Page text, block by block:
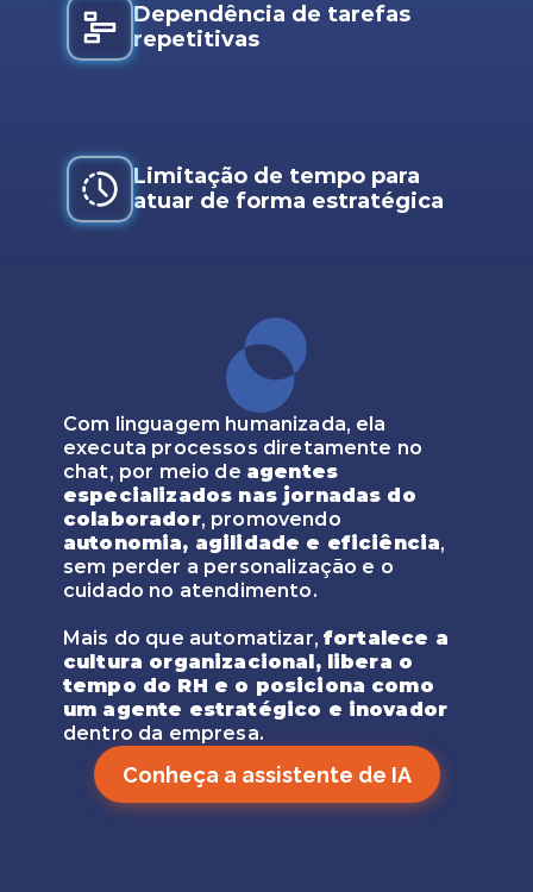
Dependência de tarefas
repetitivas
Limitação de tempo para
atuar de forma estratégica
Com linguagem humanizada, ela
executa processos diretamente no
chat, por meio de agentes
especializados nas jornadas do
colaborador
autonomia, agilidade e eficiência,
sem perder a personalização e o
cuidado no atendimento.
Mais do que automatizar, fortalece a
cultura organizacional, libera o
tempo do RH e o posiciona como
um agente estratégico e inovador
dentro da empresa.
Conheça a assistente de IA